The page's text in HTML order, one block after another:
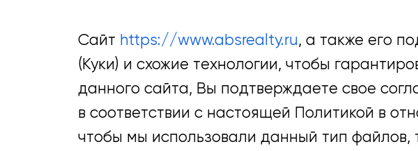
Сайт https://www.absrealty.ru, а также его
(Куки) и схожие технологии, чтобы
данного сайта, Вы подтверждаете свое
в соответствии с настоящей Политикой в
чтобы мы использовали данный тип